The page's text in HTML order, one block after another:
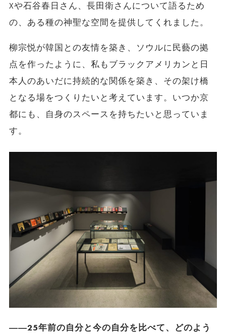
Xや石谷春日さん、長田衛さんについて語るため
の、ある種の神聖な空間を提供してくれました。
柳宗悦が韓国との友情を築き、ソウルに民藝の拠
点を作ったように、私もブラックアメリカンと日
本人のあいだに持続的な関係を築き、その架け橋
となる場をつくりたいと考えています。いつか京
都にも、自身のスペースを持ちたいと思っていま
す。
――25年前の自分と今の自分を比べて、どのよう